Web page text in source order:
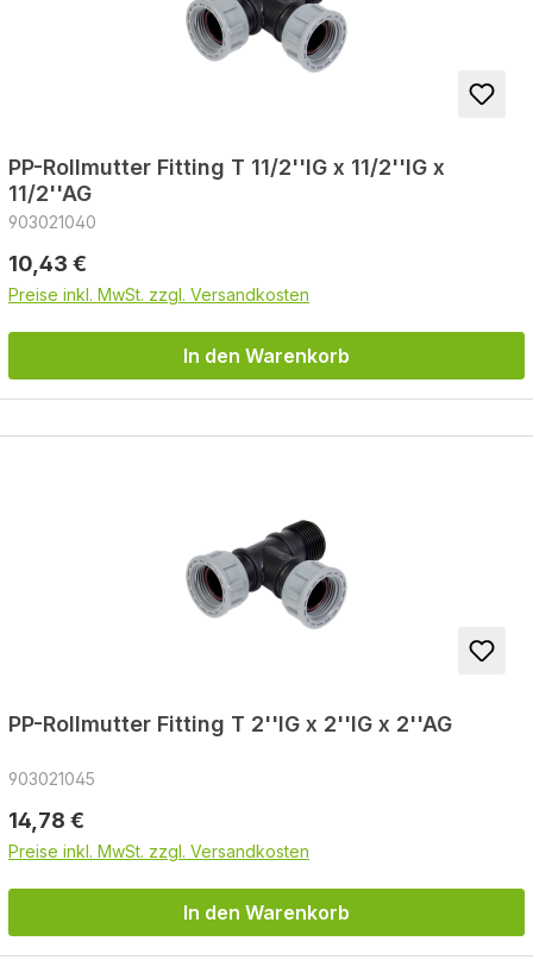
PP-Rollmutter Fitting T 11/2''IG x 11/2''IG x
11/2''AG
903021040
Regulärer Preis:
10,43 €
Preise inkl. MwSt. zzgl. Versandkosten
In den Warenkorb
PP-Rollmutter Fitting T 2''IG x 2''IG x 2''AG
903021045
Regulärer Preis:
14,78 €
Preise inkl. MwSt. zzgl. Versandkosten
In den Warenkorb